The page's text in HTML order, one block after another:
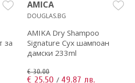
за
AMICA
DOUGLAS.BG
AMIKA Dry Shampoo
Signature Сух шампоан
дамски 233ml
€ 30.00
€ 25.50 / 49.87 лв.